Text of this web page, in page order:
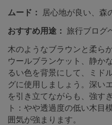
ムード：
居心地が良い、森
おすすめ用途： 旅行ブログ
木のようなブラウンと柔ら
ウールブランケット、静か
るい色を背景にして、ミド
グに使用しましょう。深い
を引き立てながらも、強す
ト：やや透過度の低い木目
囲気が強まります。